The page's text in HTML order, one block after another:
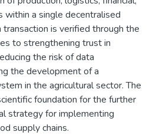
within a single decentralised
is verified through the
to strengthening trust in
the risk of data
the development of a
in the agricultural sector. The
foundation for the further
strategy for implementing
supply chains.